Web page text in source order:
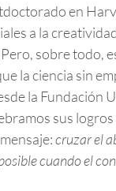
en
a la
sobre todo,
la ciencia sin
la Fundación
sus
cruzar el
cuando el